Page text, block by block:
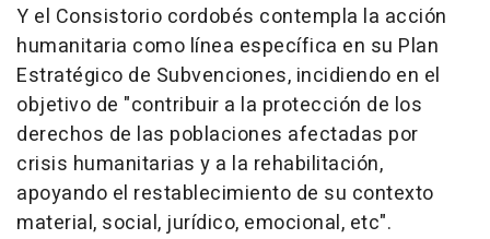
Y el Consistorio cordobés contempla la acción
humanitaria como línea específica en su Plan
Estratégico de Subvenciones, incidiendo en el
objetivo de "contribuir a la protección de los
derechos de las poblaciones afectadas por
crisis humanitarias y a la rehabilitación,
apoyando el restablecimiento de su contexto
material, social, jurídico, emocional, etc".